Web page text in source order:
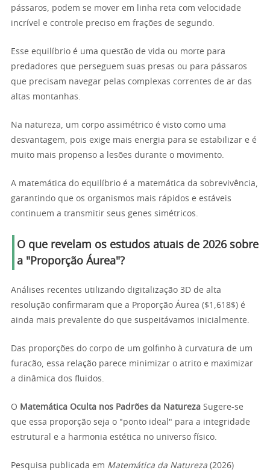
pássaros, podem se mover em linha reta com velocidade
incrível e controle preciso em frações de segundo.
Esse equilíbrio é uma questão de vida ou morte para
predadores que perseguem suas presas ou para pássaros
que precisam navegar pelas complexas correntes de ar das
altas montanhas.
Na natureza, um corpo assimétrico é visto como uma
desvantagem, pois exige mais energia para se estabilizar e é
muito mais propenso a lesões durante o movimento.
A matemática do equilíbrio é a matemática da sobrevivência,
garantindo que os organismos mais rápidos e estáveis
continuem a transmitir seus genes simétricos.
O que revelam os estudos atuais de 2026 sobre
a "Proporção Áurea"?
Análises recentes utilizando digitalização 3D de alta
resolução confirmaram que a Proporção Áurea ($1,618$) é
ainda mais prevalente do que suspeitávamos inicialmente.
Das proporções do corpo de um golfinho à curvatura de um
furacão, essa relação parece minimizar o atrito e maximizar
a dinâmica dos fluidos.
O Matemática Oculta nos Padrões da Natureza Sugere-se
que essa proporção seja o "ponto ideal" para a integridade
estrutural e a harmonia estética no universo físico.
Pesquisa publicada em Matemática da Natureza (2026)